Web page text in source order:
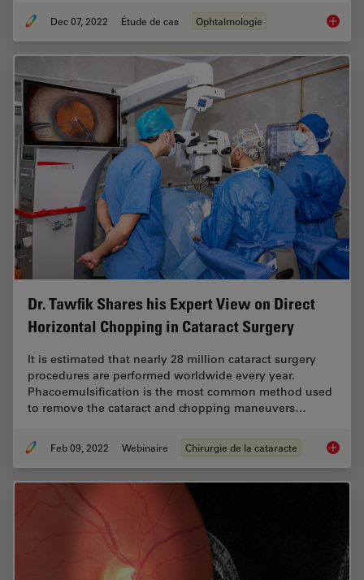
Dec 07, 2022 Étude de cas Ophtalmologie
Dr. Tawfik Shares his Expert View on Direct
Horizontal Chopping in Cataract Surgery
It is estimated that nearly 28 million cataract surgery
procedures are performed worldwide every year.
Phacoemulsification is the most common method used
to remove the cataract and chopping maneuvers…
Feb 09, 2022 Webinaire Chirurgie de la cataracte Dr.